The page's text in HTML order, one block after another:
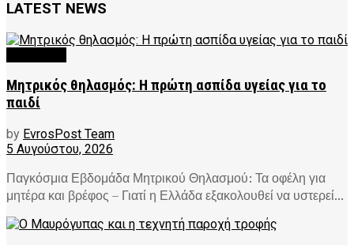
LATEST NEWS
Μητρικός θηλασμός: Η πρώτη ασπίδα υγείας για το
παιδί
by EvrosPost Team
5 Αυγούστου, 2026
Παγκόσμια Εβδομάδα Μητρικού Θηλασμού: Τα οφέλη για
μητέρα και βρέφος – Γιατί η Ελλάδα εξακολουθεί να υστερεί...